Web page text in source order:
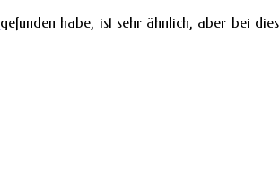
gefunden habe, ist sehr ähnlich, aber bei